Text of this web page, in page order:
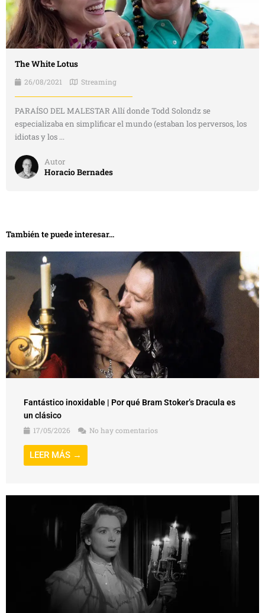
The White Lotus
26/08/2021 Streaming
PARAÍSO DEL MALESTAR Allí donde Todd Solondz se
especializaba en simplificar el mundo (estaban los perversos, los
idiotas y los ...
Autor
Horacio Bernades
También te puede interesar...
Fantástico inoxidable | Por qué Bram Stoker’s Dracula es
un clásico
17/05/2026
No hay comentarios
LEER MÁS →